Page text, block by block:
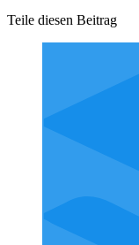
Teile diesen Beitrag